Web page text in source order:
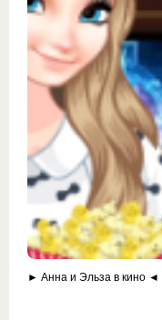
► Анна и Эльза в кино ◄